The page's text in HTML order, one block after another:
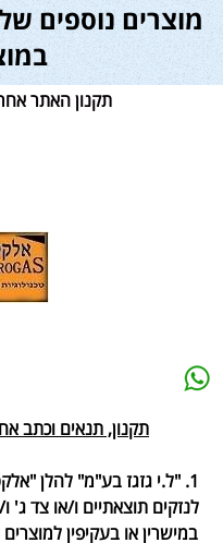
מוצרים נוספים
תקנון האתר
תקנון, תנאים וכתב
1. "ל.י גזגז בע"מ" להלן
לנזקים תוצאתיים ו/או צד ג'
במישרין או בעקיפין